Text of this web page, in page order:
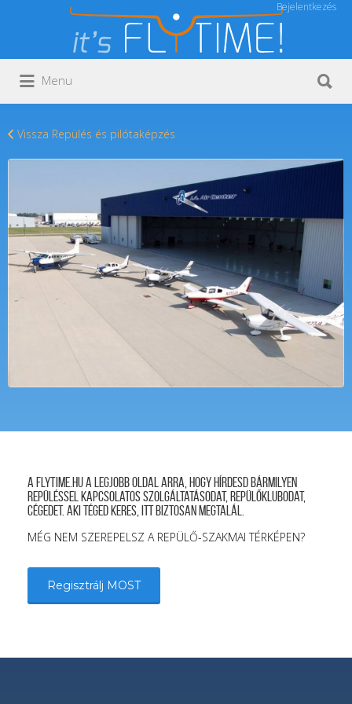
Bejelentkezés
Keresés:
Menu
Vissza Repülés és pilótaképzés
A FLYTIME.HU a legjobb oldal arra, hogy hírdesd bármilyen
repüléssel kapcsolatos szolgáltatásodat, repülőklubodat,
cégedet. Aki téged keres, itt biztosan megtalál.
MÉG NEM SZEREPELSZ A REPÜLŐ-SZAKMAI TÉRKÉPEN?
Regisztrálj MOST